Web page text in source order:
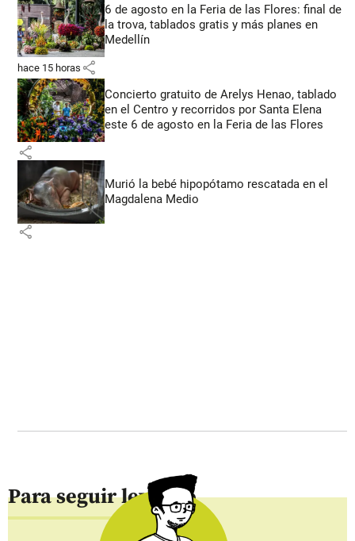
6 de agosto en la Feria de las Flores: final de
la trova, tablados gratis y más planes en
Medellín
hace 15 horas share
Concierto gratuito de Arelys Henao, tablado
en el Centro y recorridos por Santa Elena
este 6 de agosto en la Feria de las Flores
share
Murió la bebé hipopótamo rescatada en el
Magdalena Medio
share
Para seguir leyendo